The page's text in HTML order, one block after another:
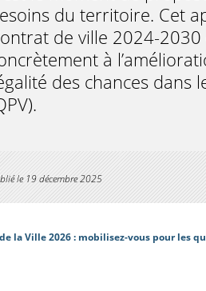
du territoire. Cet
de ville 2024-
à
des chances
le 19 décembre 2025
la Ville 2026 : mobilisez-vous pour les